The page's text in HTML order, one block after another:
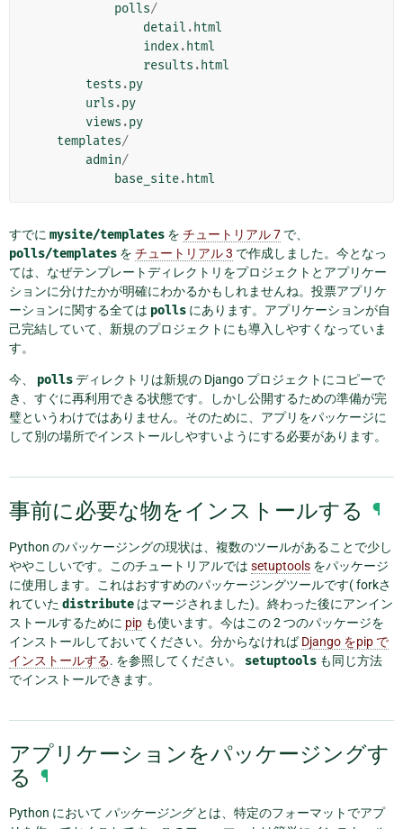
polls/
detail . html
index. html
results . html
tests .py
urls .py
views .py
templates/
admin/
base_site. html
すでに mysite/templates を チュートリアル 7 で、
polls/templates を チュートリアル 3 で作成しました。今となっ
ては、なぜテンプレートディレクトリをプロジェクトとアプリケー
ションに分けたかが明確にわかるかもしれませんね。投票アプリケ
ーションに関する全ては polls にあります。アプリケーションが自
己完結していて、新規のプロジェクトにも導入しやすくなっていま
す。
今、 pollsディレクトリは新規の Django プロジェクトにコピーで
き、すぐに再利用できる状態です。しかし公開するための準備が完
璧というわけではありません。そのために、アプリをパッケージに
して別の場所でインストールしやすいようにする必要があります。
事前に必要な物をインストールする ¶
Python のパッケージングの現状は、複数のツールがあることで少し
ややこしいです。このチュートリアルでは setuptools をパッケージ
に使用します。これはおすすめのパッケージングツールです( forkさ
れていた distribute はマージされました)。終わった後にアンイン
ストールするために pip も使います。今はこの 2 つのパッケージを
インストールしておいてください。分からなければDjango をpip で
インストールする. を参照してください。 setuptools も同じ方法
でインストールできます。
アプリケーションをパッケージングす
る
¶
Python において パッケージングとは、特定のフォーマットでアプ